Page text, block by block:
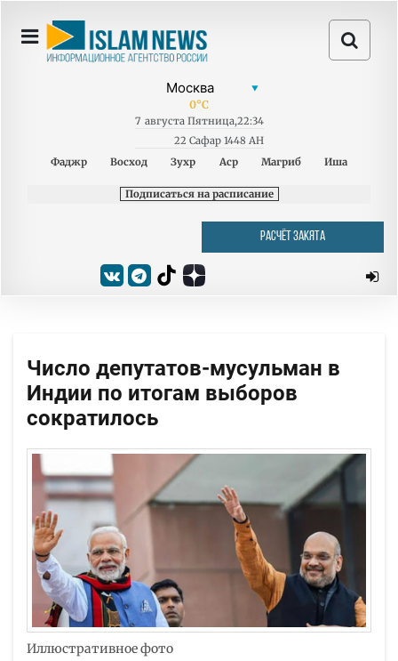
0°C
7 августа Пятница,22:34
22 Сафар 1448 AH
Фаджр
Восход Зухр Аср Магриб Иша
Подписаться на расписание
РАСЧЁТ ЗАКЯТА
Число депутатов-мусульман в
Индии по итогам выборов
сократилось
Иллюстративное фото